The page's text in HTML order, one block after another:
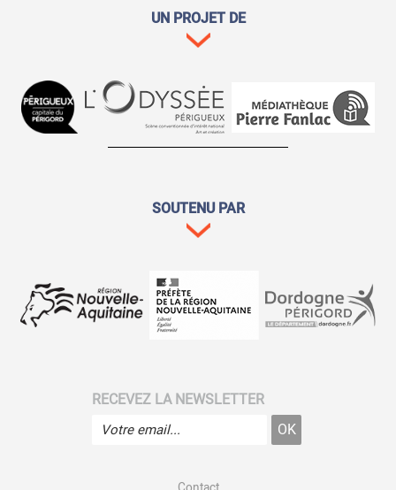
UN PROJET DE
SOUTENU PAR
RECEVEZ LA NEWSLETTER